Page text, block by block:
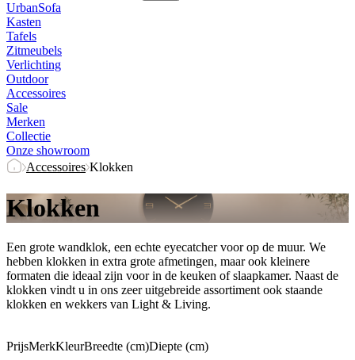
UrbanSofa
Kasten
Tafels
Zitmeubels
Verlichting
Outdoor
Accessoires
Sale
Merken
Collectie
Onze showroom
Accessoires Klokken
Klokken
Een grote wandklok, een echte eyecatcher voor op de muur. We
hebben klokken in extra grote afmetingen, maar ook kleinere
formaten die ideaal zijn voor in de keuken of slaapkamer. Naast de
klokken vindt u in ons zeer uitgebreide assortiment ook staande
klokken en wekkers van Light & Living.
PrijsMerkKleurBreedte (cm)Diepte (cm)